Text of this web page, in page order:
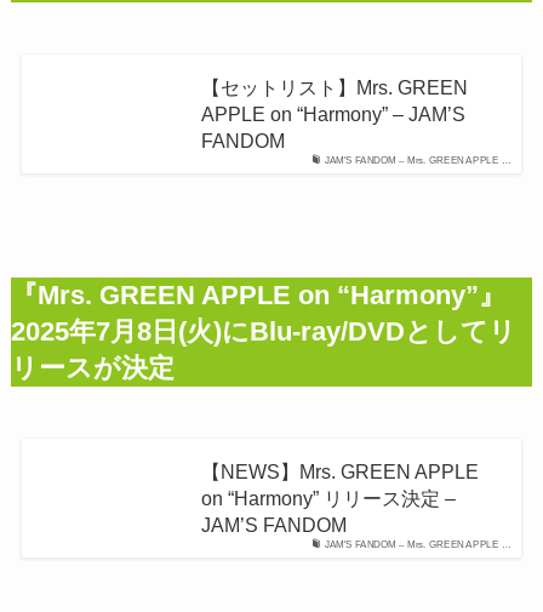
JAM'S FANDOM – Mrs. GREEN APPLE …
【セットリスト】Mrs. GREEN
APPLE on “Harmony” – JAM’S
FANDOM
『Mrs. GREEN APPLE on “Harmony”』
2025年7月8日(火)にBlu-ray/DVDとしてリ
リースが決定
JAM'S FANDOM – Mrs. GREEN APPLE …
【NEWS】Mrs. GREEN APPLE
on “Harmony” リリース決定 –
JAM’S FANDOM